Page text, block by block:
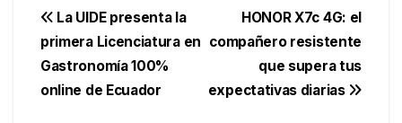
Navegación
de
entradas
HONOR X7c 4G: el
compañero resistente
que supera tus
expectativas diarias
La UIDE presenta la
primera Licenciatura en
Gastronomía 100%
online de Ecuador